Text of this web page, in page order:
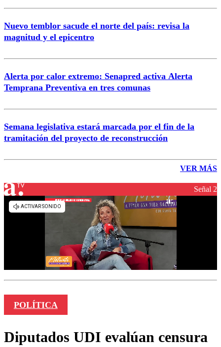
Nuevo temblor sacude el norte del país: revisa la
magnitud y el epicentro
Alerta por calor extremo: Senapred activa Alerta
Temprana Preventiva en tres comunas
Semana legislativa estará marcada por el fin de la
tramitación del proyecto de reconstrucción
VER MÁS
Señal 2
POLÍTICA
Diputados UDI evalúan censura